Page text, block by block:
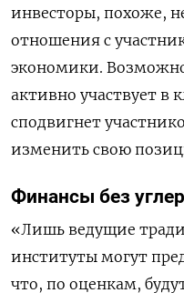
инвесторы, похоже,
отношения с
экономики.
активно участвует в
сподвигнет
изменить свою
Финансы без
«Лишь ведущие
институты могут
что, по оценкам,